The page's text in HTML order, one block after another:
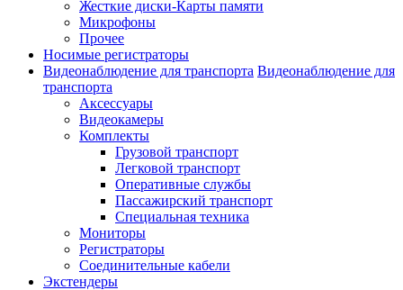
Жесткие диски-Карты памяти
Микрофоны
Прочее
Носимые регистраторы
Видеонаблюдение для транспорта Видеонаблюдение для
транспорта
Аксессуары
Видеокамеры
Комплекты
Грузовой транспорт
Легковой транспорт
Оперативные службы
Пассажирский транспорт
Специальная техника
Мониторы
Регистраторы
Соединительные кабели
Экстендеры